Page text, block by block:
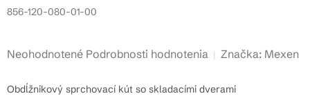
856-120-080-01-00
Priemerné
produktu
Neohodnotené Podrobnosti hodnotenia Značka: Mexen
Obdĺžnikový sprchovací kút so skladacími dverami